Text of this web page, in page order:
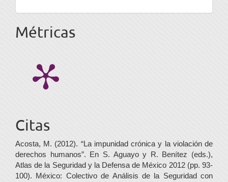
Métricas
Citas
Acosta, M. (2012). “La impunidad crónica y la violación de
derechos humanos”. En S. Aguayo y R. Benítez (eds.),
Atlas de la Seguridad y la Defensa de México 2012 (pp. 93-
100). México: Colectivo de Análisis de la Seguridad con